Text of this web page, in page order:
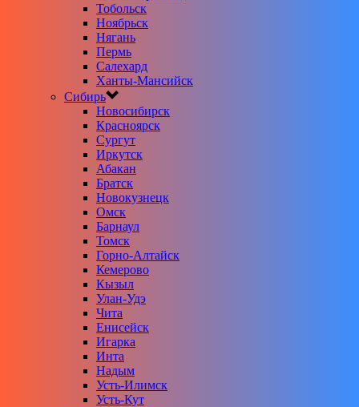
Тобольск
Ноябрьск
Нягань
Пермь
Салехард
Ханты-Мансийск
Сибирь
Новосибирск
Красноярск
Сургут
Иркутск
Абакан
Братск
Новокузнецк
Омск
Барнаул
Томск
Горно-Алтайск
Кемерово
Кызыл
Улан-Удэ
Чита
Енисейск
Игарка
Инта
Надым
Усть-Илимск
Усть-Кут